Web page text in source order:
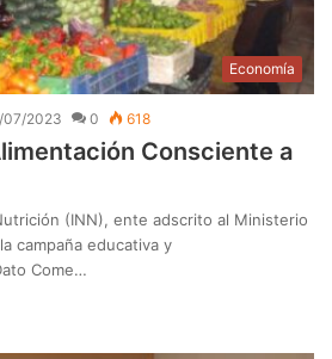
Economía
07/2023 0 618
Consciente a
(INN), ente adscrito al Ministerio
campaña educativa y
Come…